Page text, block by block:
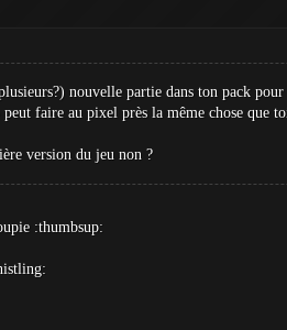
nouvelle partie dans ton pack
faire au pixel près la même chose que
version du jeu non ?
:thumbsup: